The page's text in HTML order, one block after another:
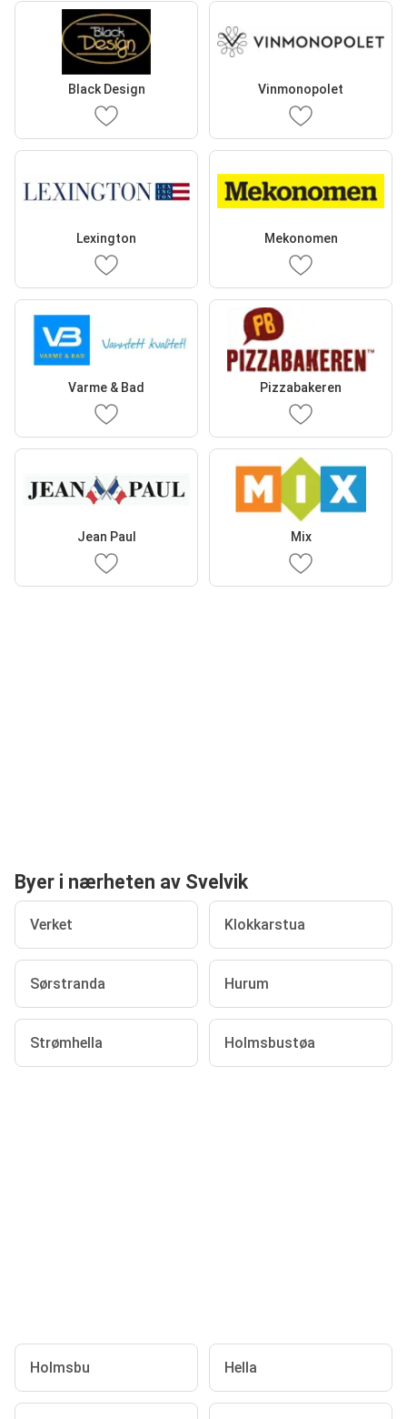
Black Design Vinmonopolet
Lexington Mekonomen
Varme & Bad Pizzabakeren
Jean Paul Mix
Byer i nærheten av Svelvik
Verket Klokkarstua
Sørstranda Hurum
Strømhella Holmsbustøa
Holmsbu Hella